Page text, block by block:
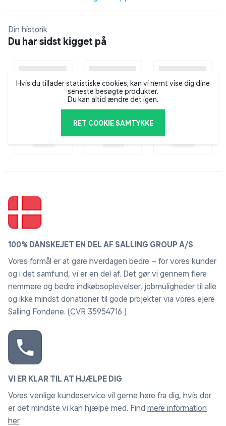
Din historik
Du har sidst kigget på
Hvis du tillader statistiske cookies, kan vi nemt vise dig dine
seneste besøgte produkter.
Du kan altid ændre det igen.
RET COOKIE SAMTYKKE
100% DANSKEJET EN DEL AF SALLING GROUP A/S
Vores formål er at gøre hverdagen bedre – for vores kunder
og i det samfund, vi er en del af. Det gør vi gennem flere
nemmere og bedre indkøbsoplevelser, jobmuligheder til alle
og ikke mindst donationer til gode projekter via vores ejere
Salling Fondene. (CVR 35954716 )
VI ER KLAR TIL AT HJÆLPE DIG
Vores venlige kundeservice vil gerne høre fra dig, hvis der
er det mindste vi kan hjælpe med. Find mere information
her.